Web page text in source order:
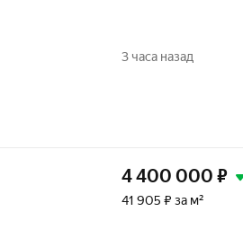
3 часа назад
4 400 000 ₽
41 905 ₽ за м²